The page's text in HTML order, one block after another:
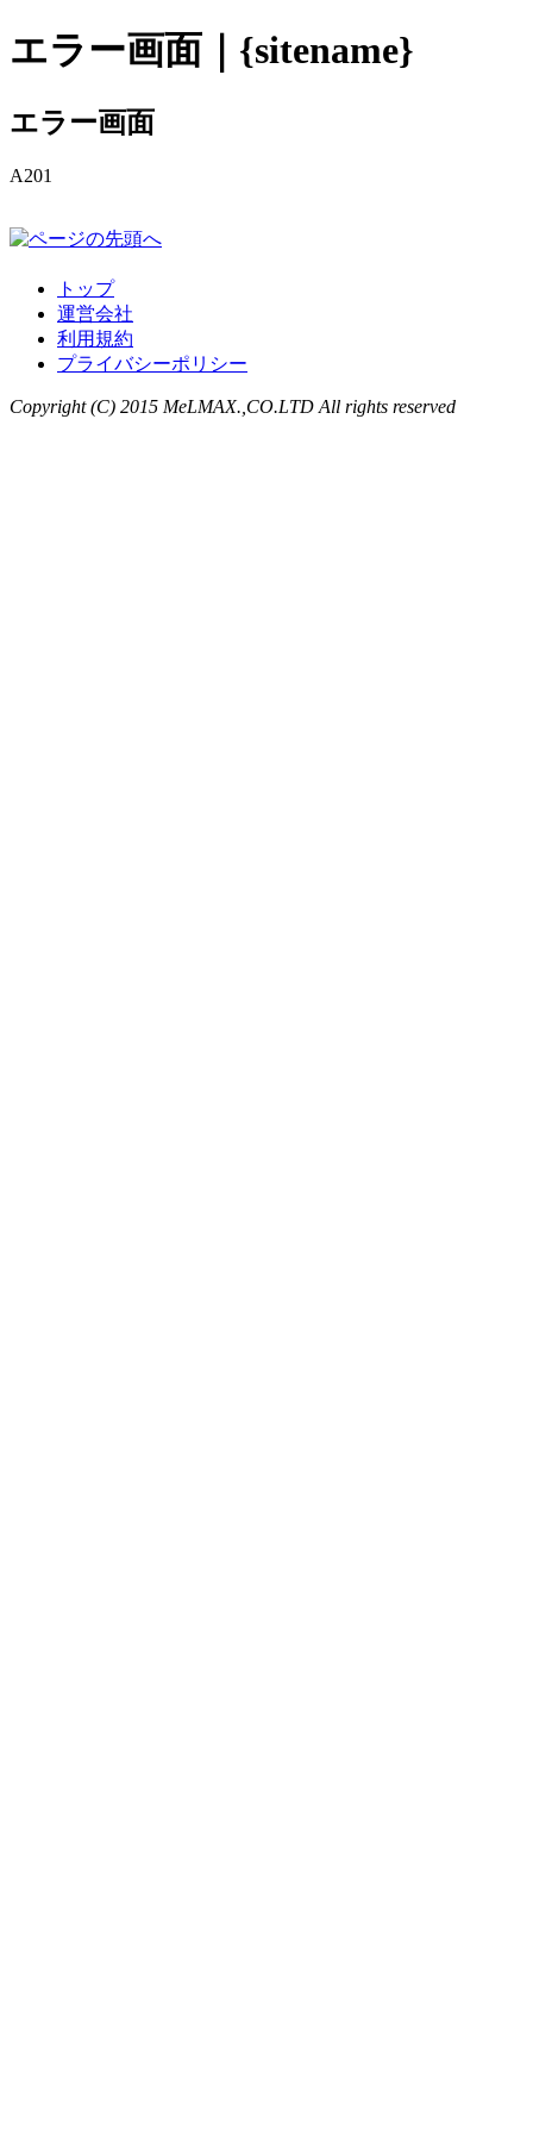
エラー画面｜{sitename}
エラー画面
A201
トップ
運営会社
利用規約
プライバシーポリシー
Copyright (C) 2015 MeLMAX.,CO.LTD All rights reserved